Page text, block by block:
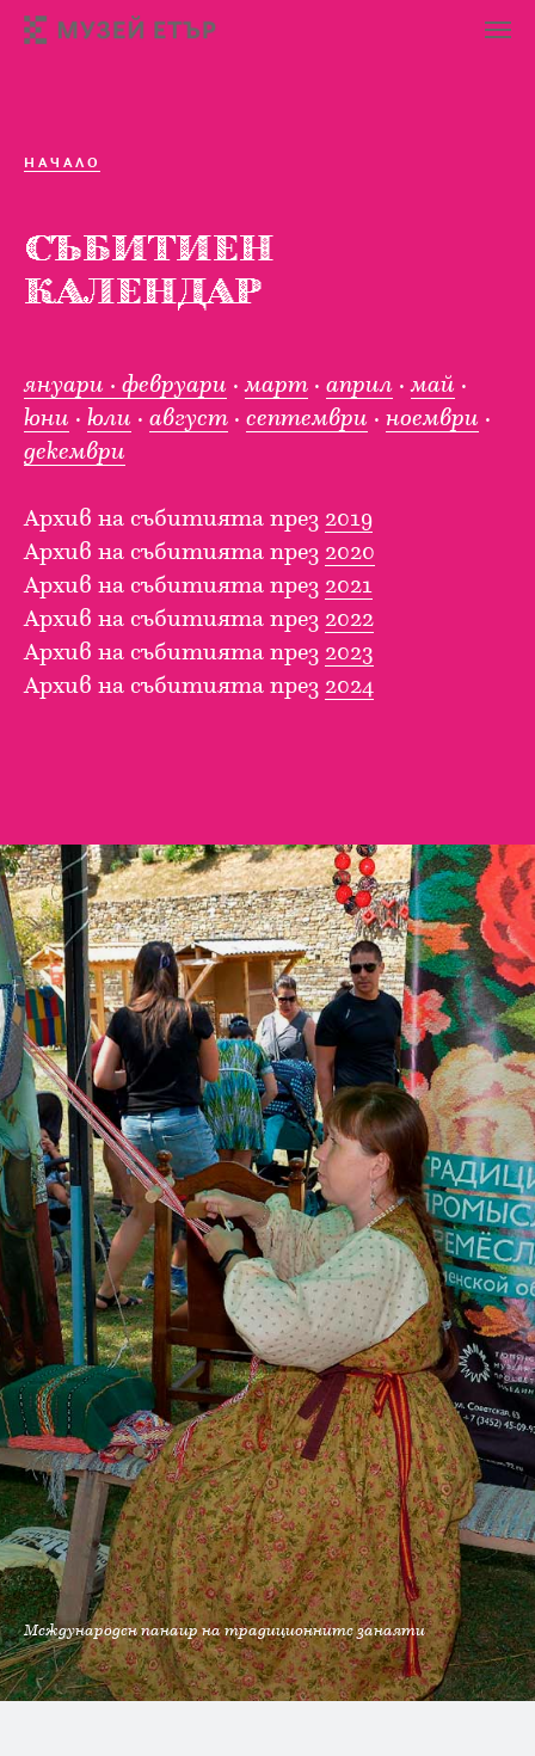
НАЧАЛО
СЪБИТИЕН
КАЛЕНДАР
януари · февруари ·март · април ·май ·
юни · юли · август · септември · ноември ·
декември
Архив на събитията през 2019
Архив на събитията през 2020
Архив на събитията през 2021
Архив на събитията през 2022
Архив на събитията през 2023
Архив на събитията през 2024
Международен панаир на традиционните занаяти